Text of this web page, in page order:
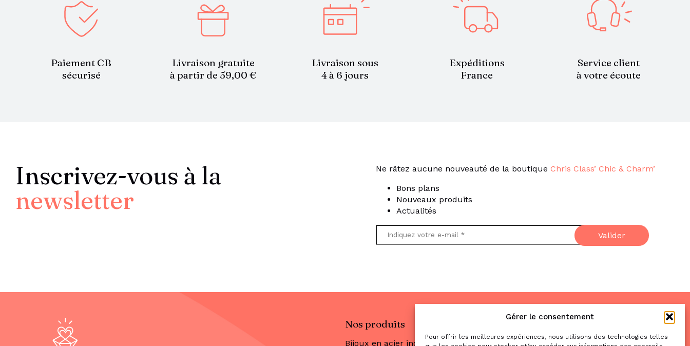
Gérer le consentement
Pour offrir les meilleures expériences, nous utilisons des technologies telles
Paiement CB
sécurisé
Livraison gratuite
à partir de 59,00 €
Livraison sous
4 à 6 jours
Expéditions
France
Service client
à votre écoute
Inscrivez-vous à la
newsletter
Ne râtez aucune nouveauté de la boutique Chris Class’ Chic & Charm’
Bons plans
Nouveaux produits
Actualités
Nos produits
Bijoux en acier inoxydable
& nous contacter